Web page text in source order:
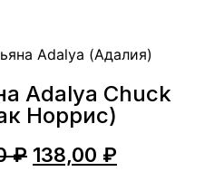
Adalya (Адалия)
Adalya Chuck
Норрис)
₽ Первоначальная
138,00 ₽